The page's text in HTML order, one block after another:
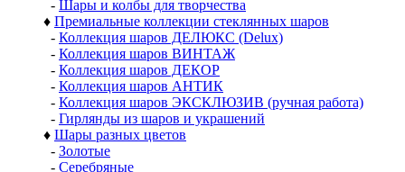
- Шары и колбы для творчества
♦ Премиальные коллекции стеклянных шаров
- Коллекция шаров ДЕЛЮКС (Delux)
- Коллекция шаров ВИНТАЖ
- Коллекция шаров ДЕКОР
- Коллекция шаров АНТИК
- Коллекция шаров ЭКСКЛЮЗИВ (ручная работа)
- Гирлянды из шаров и украшений
♦ Шары разных цветов
- Золотые
- Серебряные